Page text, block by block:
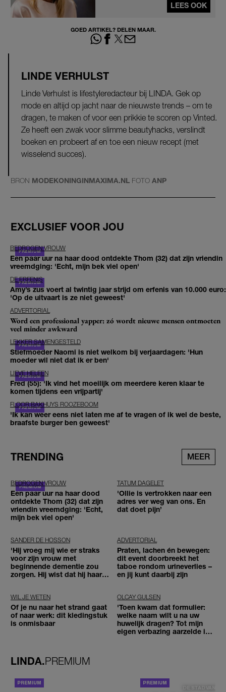
LEES OOK
GOED ARTIKEL? DELEN MAAR.
LINDE VERHULST
Linde Verhulst is lifestyleredacteur bij LINDA. Gek op
mode en altijd op jacht naar de nieuwste trends – om te
dragen, te maken of voor een prikkie te scoren op Vinted.
Ze heeft een zwak voor slimme beautyhacks, verslindt
boeken en probeert af en toe een nieuw recept (met
wisselend succes).
BRON MODEKONINGINMAXIMA.NL FOTO ANP
EXCLUSIEF VOOR JOU
BEDROGEN VROUW
Een paar uur na haar dood ontdekte Thom (32) dat zijn vriendin
vreemdging: 'Echt, mijn bek viel open'
DE ERFENIS
Amy’s zus voert al twintig jaar strijd om erfenis van 10.000 euro:
'Op de uitvaart is ze niet geweest'
ADVERTORIAL
Word een professional yapper: zó wordt nieuwe mensen ontmoeten
veel minder awkward
LEKKER SAMENGESTELD
Stiefmoeder Naomi is niet welkom bij verjaardagen: 'Hun
moeder wil niet dat ik er ben'
LIEVE HELEEN
Fred (55): 'Ik vind het moeilijk om meerdere keren klaar te
komen tijdens een vrijpartij'
FLOOR BAKHUYS ROOZEBOOM
'Ik kan weer eens niet laten me af te vragen of ik wel de beste,
braafste burger ben geweest'
TRENDING MEER
BEDROGEN VROUW
Een paar uur na haar dood
ontdekte Thom (32) dat zijn
vriendin vreemdging: 'Echt,
mijn bek viel open'
TATUM DAGELET
'Ollie is vertrokken naar een
adres ver weg van ons. En
dat doet pijn’
SANDER DE HOSSON
'Hij vroeg mij wie er straks
voor zijn vrouw met
beginnende dementie zou
zorgen. Hij wist dat hij haar
ADVERTORIAL
Praten, lachen én bewegen:
dit event doorbreekt het
taboe rondom urineverlies –
en jij kunt daarbij zijn
WIL JE WETEN
Of je nu naar het strand gaat
of naar werk: dit kledingstuk
is onmisbaar
OLCAY GULSEN
'Toen kwam dat formulier:
welke naam wilt u na uw
huwelijk dragen? Tot mijn
eigen verbazing aarzelde ik
LINDA.PREMIUM
DE STAD VAN